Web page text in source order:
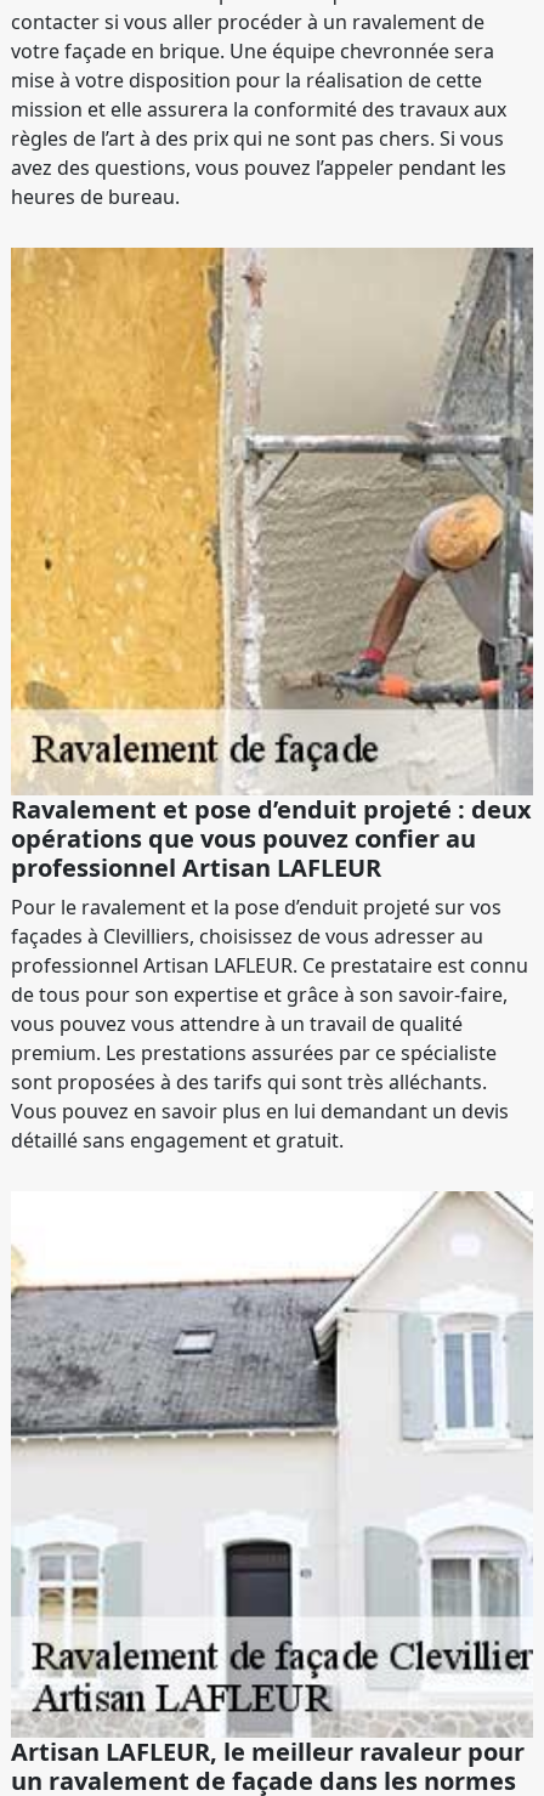
contacter si vous aller procéder à un ravalement de
votre façade en brique. Une équipe chevronnée sera
mise à votre disposition pour la réalisation de cette
mission et elle assurera la conformité des travaux aux
règles de l’art à des prix qui ne sont pas chers. Si vous
avez des questions, vous pouvez l’appeler pendant les
heures de bureau.
Ravalement et pose d’enduit projeté : deux
opérations que vous pouvez confier au
professionnel Artisan LAFLEUR
Pour le ravalement et la pose d’enduit projeté sur vos
façades à Clevilliers, choisissez de vous adresser au
professionnel Artisan LAFLEUR. Ce prestataire est connu
de tous pour son expertise et grâce à son savoir-faire,
vous pouvez vous attendre à un travail de qualité
premium. Les prestations assurées par ce spécialiste
sont proposées à des tarifs qui sont très alléchants.
Vous pouvez en savoir plus en lui demandant un devis
détaillé sans engagement et gratuit.
Artisan LAFLEUR, le meilleur ravaleur pour
un ravalement de façade dans les normes